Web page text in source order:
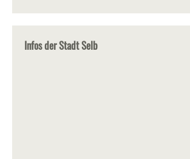
Infos der Stadt Selb